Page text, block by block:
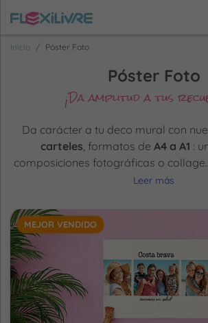
Inicio Póster Foto
Póster Foto
¡Da amplitud a tus
Da carácter a tu deco mural con
carteles, formatos de A4 a A1 :
composiciones fotográficas o
, disponibles
papel laminado brillante para una
¡A ti los grandes formatos
, las
Leer más
MEJOR VENDIDO